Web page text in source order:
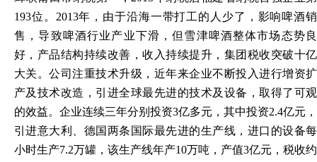
193位。2013年，由于沿海一带打工的人少了，影响啤酒销
售，导致啤酒行业产业下滑，但雪津啤酒整体市场态势良
好，产品结构持续改善，收入持续提升，集团税收突破十亿
大关。公司注重技术升级，近年来企业不断投入进行增资扩
产及技术改造，引进全球最先进的技术及设备，取得了可观
的效益。企业连续三年分别投资3亿多元，其中投资2.4亿元，
引进意大利、德国两条国际最先进的生产线，进口的设备每
小时生产7.2万罐，该生产线年产10万吨，产值3亿元，税收约